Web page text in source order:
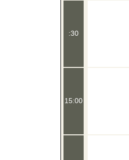
:30
15:00